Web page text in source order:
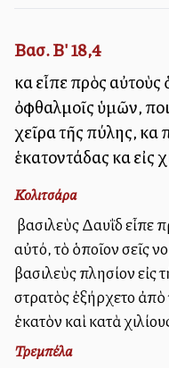
Βασ. Β' 18,4
καὶ εἶπε πρὸς
ὀφθαλμοῖς ὑμῶν,
χεῖρα τῆς πύλης, καὶ
ἑκατοντάδας καὶ εἰς
Κολιτσάρα
Ὁ βασιλεὺς Δαυῒδ
αὐτό, τὸ ὁποῖον σεῖς
βασιλεὺς πλησίον εἰς
στρατὸς ἐξήρχετο
ἑκατὸν καὶ κατὰ
Τρεμπέλα